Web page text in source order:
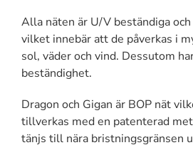
Alla näten är U/V beständiga
vilket innebär att de påverkas i
sol, väder och vind. Dessutom
beständighet.
Dragon och Gigan är BOP nät
tillverkas med en patenterad
tänjs till nära bristningsgränsen